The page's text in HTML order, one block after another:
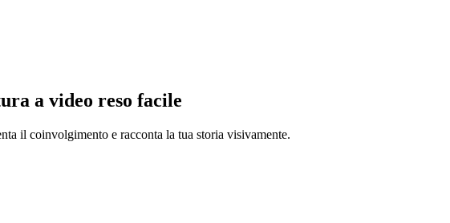
a video reso facile
il coinvolgimento e racconta la tua storia visivamente.